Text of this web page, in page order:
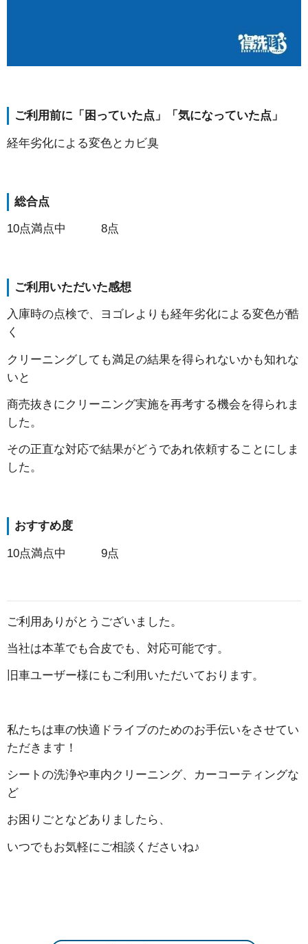
ご利用前に「困っていた点」「気になっていた点」
経年劣化による変色とカビ臭
総合点
10点満点中 8点
ご利用いただいた感想
入庫時の点検で、ヨゴレよりも経年劣化による変色が酷
く
クリーニングしても満足の結果を得られないかも知れな
いと
商売抜きにクリーニング実施を再考する機会を得られま
した。
その正直な対応で結果がどうであれ依頼することにしま
した。
おすすめ度
10点満点中 9点
ご利用ありがとうございました。
当社は本革でも合皮でも、対応可能です。
旧車ユーザー様にもご利用いただいております。
私たちは車の快適ドライブのためのお手伝いをさせてい
ただきます！
シートの洗浄や車内クリーニング、カーコーティングな
ど
お困りごとなどありましたら、
いつでもお気軽にご相談くださいね♪